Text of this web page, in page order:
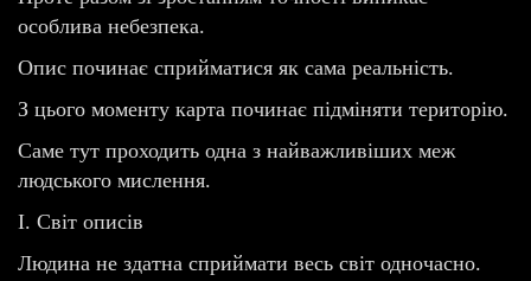
особлива небезпека.
Опис починає сприйматися як сама реальність.
З цього моменту карта починає підміняти територію.
Саме тут проходить одна з найважливіших меж
людського мислення.
I. Світ описів
Людина не здатна сприймати весь світ одночасно.